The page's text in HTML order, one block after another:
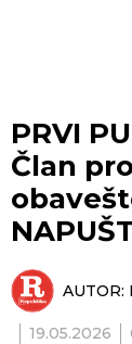
PRVI
Član
AUTOR:
19.05.2026